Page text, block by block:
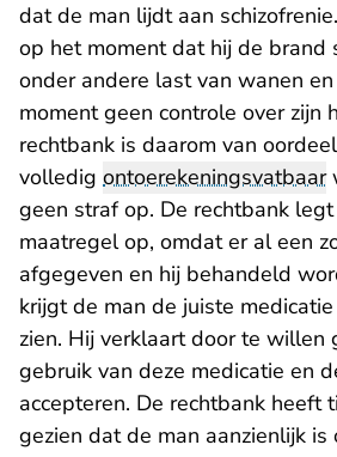
dat de man lijdt aan
op het moment dat hij de brand
onder andere last van wanen
moment geen controle over zijn
rechtbank is daarom van
volledig ontoerekeningsvatbaar
geen straf op. De rechtbank
maatregel op, omdat er al een
afgegeven en hij behandeld
krijgt de man de juiste
zien. Hij verklaart door te willen
gebruik van deze medicatie en
accepteren. De rechtbank heeft
gezien dat de man aanzienlijk is